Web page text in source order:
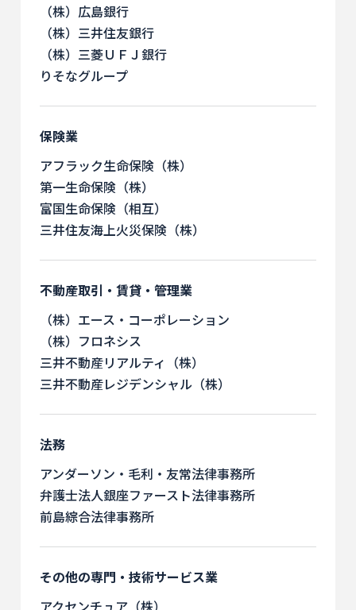
（株）広島銀行
（株）三井住友銀行
（株）三菱ＵＦＪ銀行
りそなグループ
保険業
アフラック生命保険（株）
第一生命保険（株）
富国生命保険（相互）
三井住友海上火災保険（株）
不動産取引・賃貸・管理業
（株）エース・コーポレーション
（株）フロネシス
三井不動産リアルティ（株）
三井不動産レジデンシャル（株）
法務
アンダーソン・毛利・友常法律事務所
弁護士法人銀座ファースト法律事務所
前島綜合法律事務所
その他の専門・技術サービス業
アクセンチュア（株）